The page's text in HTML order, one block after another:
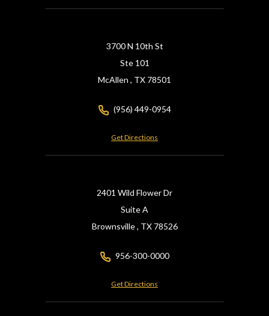
3700 N 10th St
Ste 101
McAllen , TX 78501
(956) 449-0954
Get Directions
2401 Wild Flower Dr
Suite A
Brownsville , TX78526
956-300-0000
Get Directions